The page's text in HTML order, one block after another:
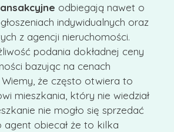
odbiegają nawet o
indywidualnych oraz
z agencji nieruchomości.
podania dokładnej ceny
bazując na cenach
że często otwiera to
mieszkania, który nie wiedział
nie mogło się sprzedać
obiecał że to kilka